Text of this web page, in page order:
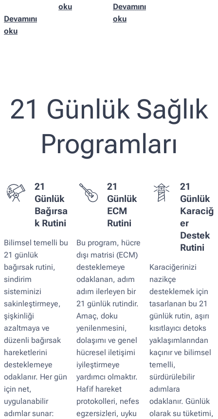
Devamını
oku
oku
Devamını
oku
21 Günlük Sağlık
Programları
21
Günlük
Bağırsa
k Rutini
Bilimsel temelli bu
21 günlük
bağırsak rutini,
sindirim
sisteminizi
sakinleştirmeye,
şişkinliği
azaltmaya ve
düzenli bağırsak
hareketlerini
desteklemeye
odaklanır. Her gün
için net,
uygulanabilir
adımlar sunar:
21
Günlük
ECM
Rutini
Bu program, hücre
dışı matrisi (ECM)
desteklemeye
odaklanan, adım
adım ilerleyen bir
21 günlük rutindir.
Amaç, doku
yenilenmesini,
dolaşımı ve genel
hücresel iletişimi
iyileştirmeye
yardımcı olmaktır.
Hafif hareket
protokolleri, nefes
egzersizleri, uyku
21
Günlük
Karaciğ
er
Destek
Rutini
Karaciğerinizi
nazikçe
desteklemek için
tasarlanan bu 21
günlük rutin, aşırı
kısıtlayıcı detoks
yaklaşımlarından
kaçınır ve bilimsel
temelli,
sürdürülebilir
adımlara
odaklanır. Günlük
olarak su tüketimi,